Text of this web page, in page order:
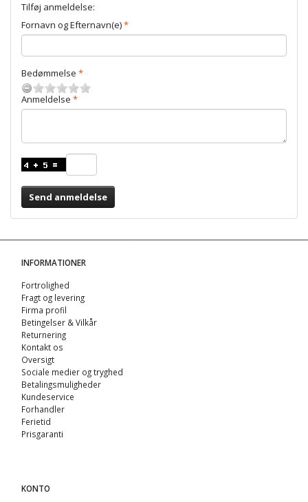
Tilføj anmeldelse:
Fornavn og Efternavn(e)
Bedømmelse
Anmeldelse
Send anmeldelse
INFORMATIONER
Fortrolighed
Fragt og levering
Firma profil
Betingelser & Vilkår
Returnering
Kontakt os
Oversigt
Sociale medier og tryghed
Betalingsmuligheder
Kundeservice
Forhandler
Ferietid
Prisgaranti
KONTO